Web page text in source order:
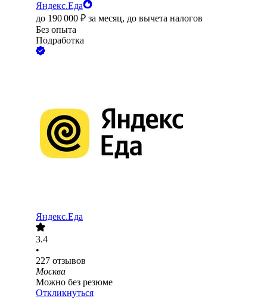
Яндекс.Еда
до 190 000 ₽ за месяц, до вычета налогов
Без опыта
Подработка
Яндекс.Еда
3.4
•
227 отзывов
Москва
Можно без резюме
Откликнуться